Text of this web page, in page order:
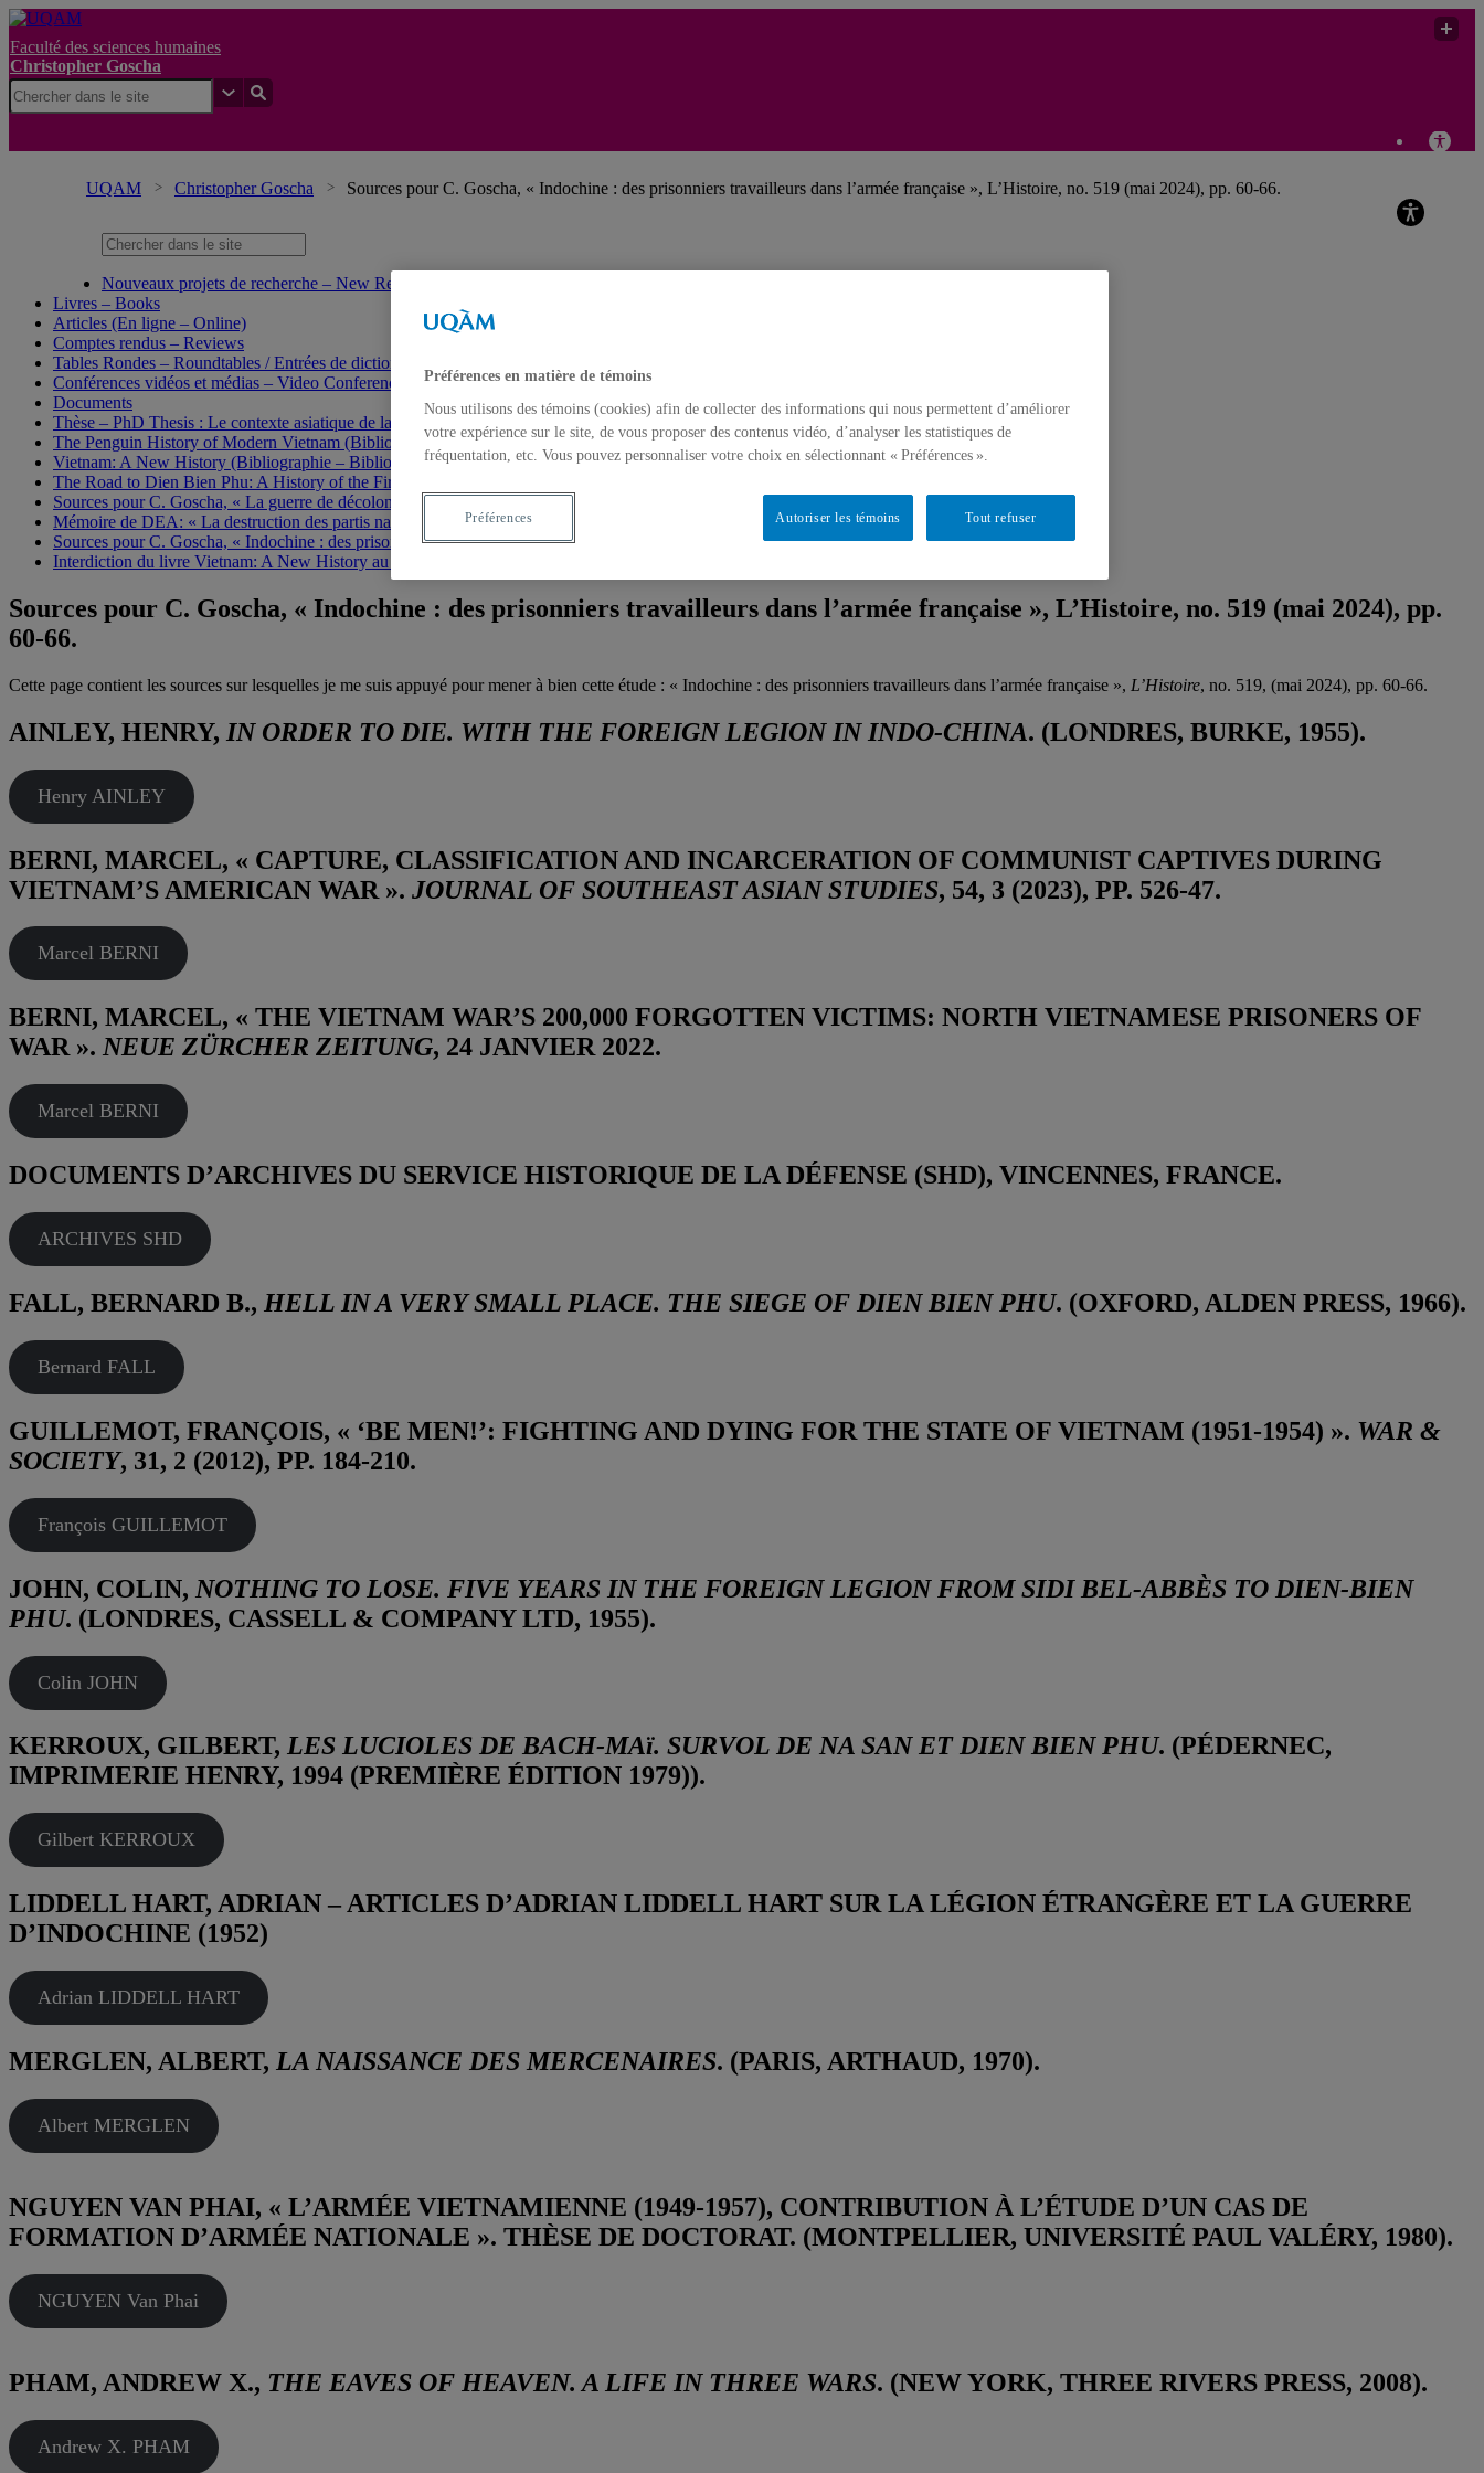
Faculté des sciences humaines
Christopher Goscha
UQAM Christopher Goscha Sources pour C. Goscha, « Indochine : des prisonniers travailleurs dans l’armée française », L’Histoire, no. 519 (mai 2024), pp. 60-66.
Nouveaux projets de recherche – New Research Projects
Livres – Books
Articles (En ligne – Online)
Comptes rendus – Reviews
Tables Rondes – Roundtables / Entrées de dictionnaire et d’encyclopédie – Dictionary and encyclopedia entries
Conférences vidéos et médias – Video Conferences and media
Documents
Thèse – PhD Thesis : Le contexte asiatique de la guerre d’Indochine
The Penguin History of Modern Vietnam (Bibliographie – Bibliography)
Vietnam: A New History (Bibliographie – Bibliography)
The Road to Dien Bien Phu: A History of the First War for Vietnam (Bibliographie – Bibliography)
Sources pour C. Goscha, « La guerre de décolonisation la plus violente du XXe siècle? », L’Histoire, no. 499 (septembre 2022), pp. 33-39.
Mémoire de DEA: « La destruction des partis nationalistes au Vietnam, 1945-47 »
Sources pour C. Goscha, « Indochine : des prisonniers travailleurs dans l’armée française », L’Histoire, no. 519 (mai 2024), pp. 60-66.
Interdiction du livre Vietnam: A New History au Vietnam
Sources pour C. Goscha, « Indochine : des prisonniers travailleurs dans l’armée française », L’Histoire, no. 519 (mai 2024), pp.
60-66.
Cette page contient les sources sur lesquelles je me suis appuyé pour mener à bien cette étude : « Indochine : des prisonniers travailleurs dans l’armée française », L’Histoire, no. 519, (mai 2024), pp. 60-66.
AINLEY, HENRY, IN ORDER TO DIE. WITH THE FOREIGN LEGION IN INDO-CHINA. (LONDRES, BURKE, 1955).
Henry AINLEY
BERNI, MARCEL, « CAPTURE, CLASSIFICATION AND INCARCERATION OF COMMUNIST CAPTIVES DURING
VIETNAM’S AMERICAN WAR ». JOURNAL OF SOUTHEAST ASIAN STUDIES, 54, 3 (2023), PP. 526-47.
Marcel BERNI
BERNI, MARCEL, « THE VIETNAM WAR’S 200,000 FORGOTTEN VICTIMS: NORTH VIETNAMESE PRISONERS OF
WAR ». NEUE ZÜRCHER ZEITUNG, 24 JANVIER 2022.
Marcel BERNI
DOCUMENTS D’ARCHIVES DU SERVICE HISTORIQUE DE LA DÉFENSE (SHD), VINCENNES, FRANCE.
ARCHIVES SHD
FALL, BERNARD B., HELL IN A VERY SMALL PLACE. THE SIEGE OF DIEN BIEN PHU. (OXFORD, ALDEN PRESS, 1966).
Bernard FALL
GUILLEMOT, FRANÇOIS, « ‘BE MEN!’: FIGHTING AND DYING FOR THE STATE OF VIETNAM (1951-1954) ». WAR &
SOCIETY, 31, 2 (2012), PP. 184-210.
François GUILLEMOT
JOHN, COLIN, NOTHING TO LOSE. FIVE YEARS IN THE FOREIGN LEGION FROM SIDI BEL-ABBÈS TO DIEN-BIEN
PHU. (LONDRES, CASSELL & COMPANY LTD, 1955).
Colin JOHN
KERROUX, GILBERT, LES LUCIOLES DE BACH-MAï. SURVOL DE NA SAN ET DIEN BIEN PHU. (PÉDERNEC,
IMPRIMERIE HENRY, 1994 (PREMIÈRE ÉDITION 1979)).
Gilbert KERROUX
LIDDELL HART, ADRIAN – ARTICLES D’ADRIAN LIDDELL HART SUR LA LÉGION ÉTRANGÈRE ET LA GUERRE
D’INDOCHINE (1952)
Adrian LIDDELL HART
MERGLEN, ALBERT, LA NAISSANCE DES MERCENAIRES. (PARIS, ARTHAUD, 1970).
Albert MERGLEN
NGUYEN VAN PHAI, « L’ARMÉE VIETNAMIENNE (1949-1957), CONTRIBUTION À L’ÉTUDE D’UN CAS DE
FORMATION D’ARMÉE NATIONALE ». THÈSE DE DOCTORAT. (MONTPELLIER, UNIVERSITÉ PAUL VALÉRY, 1980).
NGUYEN Van Phai
PHAM, ANDREW X., THE EAVES OF HEAVEN. A LIFE IN THREE WARS. (NEW YORK, THREE RIVERS PRESS, 2008).
Andrew X. PHAM
Préférences en matière de témoins
Nous utilisons des témoins (cookies) afin de collecter des informations qui nous permettent d’améliorer
votre expérience sur le site, de vous proposer des contenus vidéo, d’analyser les statistiques de
fréquentation, etc. Vous pouvez personnaliser votre choix en sélectionnant « Préférences ».
Tout refuser
Autoriser les témoins
Préférences